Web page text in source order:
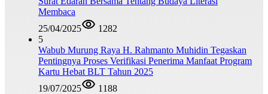
Membaca
25/04/2025
1282
5
Wabub Murung Raya H. Rahmanto Muhidin Tegaskan
Pentingnya Proses Verifikasi Penerima Manfaat Program
Kartu Hebat BLT Tahun 2025
19/07/2025
1188